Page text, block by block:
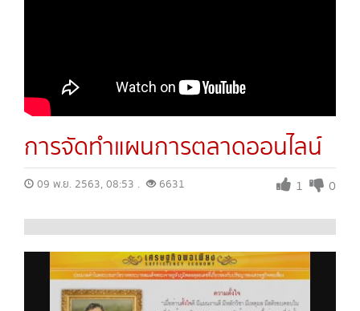
การจัดทำแผนการตลาดออนไลน์
09 พ.ย. 2563, 08:53 . 6631 1 0